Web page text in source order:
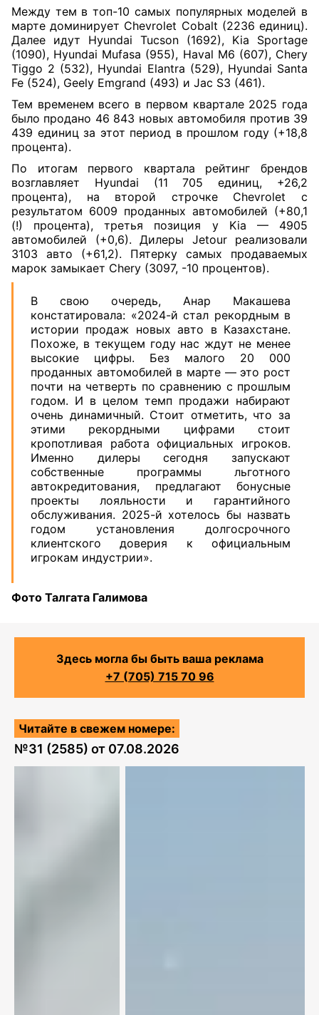
Между тем в топ-10 самых популярных моделей в
марте доминирует Chevrolet Cobalt (2236 единиц).
Далее идут Hyundai Tucson (1692), Kia Sportage
(1090), Hyundai Mufasa (955), Haval M6 (607), Chery
Tiggo 2 (532), Hyundai Elantra (529), Hyundai Santa
Fe (524), Geely Emgrand (493) и Jac S3 (461).
Тем временем всего в первом квартале 2025 года
было продано 46 843 новых автомобиля против 39
439 единиц за этот период в прошлом году (+18,8
процента).
По итогам первого квартала рейтинг брендов
возглавляет Hyundai (11 705 единиц, +26,2
процента), на второй строчке Chevrolet с
результатом 6009 проданных автомобилей (+80,1
(!) процента), третья позиция у Kia — 4905
автомобилей (+0,6). Дилеры Jetour реализовали
3103 авто (+61,2). Пятерку самых продаваемых
марок замыкает Chery (3097, -10 процентов).
В свою очередь, Анар Макашева
констатировала: «2024-й стал рекордным в
истории продаж новых авто в Казахстане.
Похоже, в текущем году нас ждут не менее
высокие цифры. Без малого 20 000
проданных автомобилей в марте — это рост
почти на четверть по сравнению с прошлым
годом. И в целом темп продажи набирают
очень динамичный. Стоит отметить, что за
этими рекордными цифрами стоит
кропотливая работа официальных игроков.
Именно дилеры сегодня запускают
собственные программы льготного
автокредитования, предлагают бонусные
проекты лояльности и гарантийного
обслуживания. 2025-й хотелось бы назвать
годом установления долгосрочного
клиентского доверия к официальным
игрокам индустрии».
Фото Талгата Галимова
Здесь могла бы быть ваша реклама
+7 (705) 715 70 96
Читайте в свежем номере:
№31 (2585) от 07.08.2026